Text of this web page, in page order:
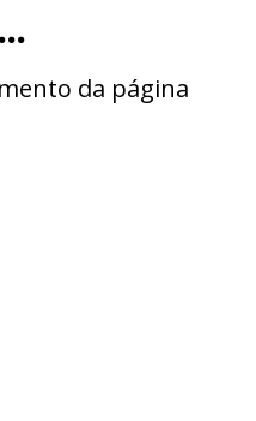
da página